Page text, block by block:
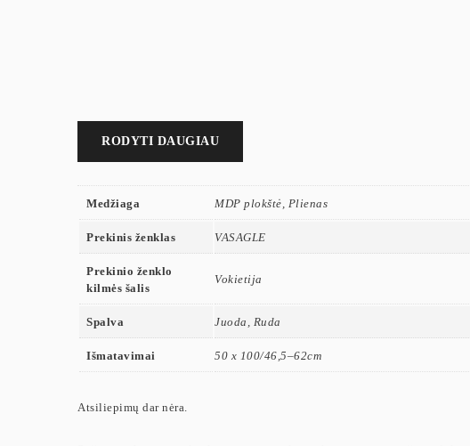
RODYTI DAUGIAU
Medžiaga MDP plokštė, Plienas
Prekinis ženklas VASAGLE
Prekinio ženklo
kilmės šalis
Vokietija
Spalva Juoda, Ruda
Išmatavimai 50 x 100/46,5–62cm
Atsiliepimų dar nėra.